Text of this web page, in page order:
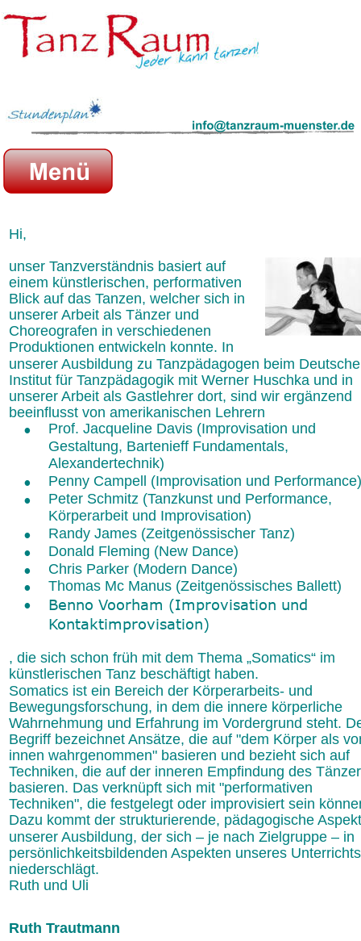
Hi,
unser Tanzverständnis basiert auf
einem künstlerischen, performativen
Blick auf das Tanzen, welcher sich in
unserer Arbeit als Tänzer und
Choreografen in verschiedenen
Produktionen entwickeln konnte. In
unserer Ausbildung zu Tanzpädagogen beim
Institut für Tanzpädagogik mit Werner Huschka und in
unserer Arbeit als Gastlehrer dort, sind wir ergänzend
beeinflusst von amerikanischen Lehrern
•
Prof. Jacqueline Davis (Improvisation und
Gestaltung, Bartenieff Fundamentals,
Alexandertechnik)
• Penny Campell (Improvisation und
•
Peter Schmitz (Tanzkunst und Performance,
Körperarbeit und Improvisation)
• Randy James (Zeitgenössischer Tanz)
• Donald Fleming (New Dance)
• Chris Parker (Modern Dance)
• Thomas Mc Manus (Zeitgenössisches Ballett)
•
Benno Voorham (Improvisation und
Kontaktimprovisation)
, die sich schon früh mit dem Thema „Somatics“ im
künstlerischen Tanz beschäftigt haben.
Somatics ist ein Bereich der Körperarbeits- und
Bewegungsforschung, in dem die innere körperliche
Wahrnehmung und Erfahrung im Vordergrund steht.
Begriff bezeichnet Ansätze, die auf "dem Körper als
innen wahrgenommen" basieren und bezieht sich auf
Techniken, die auf der inneren Empfindung des
basieren. Das verknüpft sich mit "performativen
Techniken", die festgelegt oder improvisiert sein
Dazu kommt der strukturierende, pädagogische
unserer Ausbildung, der sich – je nach Zielgruppe – in
persönlichkeitsbildenden Aspekten unseres
niederschlägt.
Ruth und Uli
Ruth Trautmann